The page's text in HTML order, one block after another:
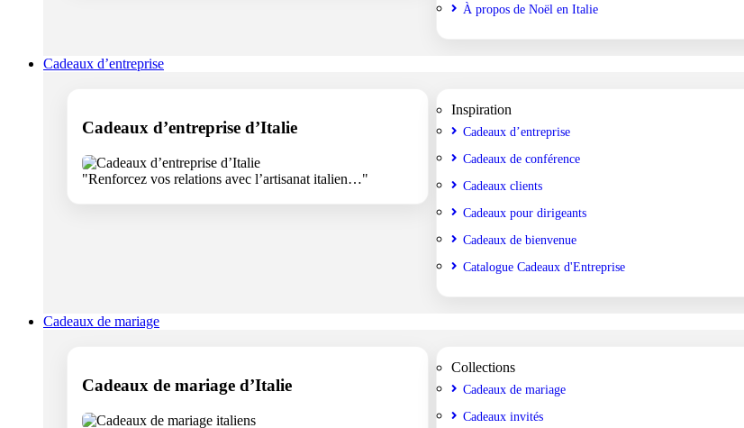
À propos de Noël en Italie
Cadeaux d’entreprise
Cadeaux d’entreprise d’Italie
"Renforcez vos relations avec l’artisanat italien…"
Inspiration
Cadeaux d’entreprise
Cadeaux de conférence
Cadeaux clients
Cadeaux pour dirigeants
Cadeaux de bienvenue
Catalogue Cadeaux d'Entreprise
Cadeaux de mariage
Cadeaux de mariage d’Italie
Collections
Cadeaux de mariage
Cadeaux invités